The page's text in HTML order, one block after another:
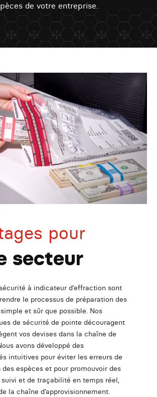
de votre entreprise.
pour
secteur
à indicateur d’effraction sont
le processus de préparation des
et sûr que possible. Nos
de sécurité de pointe découragent
vos devises dans la chaîne de
avons développé des
intuitives pour éviter les erreurs de
espèces et pour promouvoir des
et de traçabilité en temps réel,
la chaîne d’approvisionnement.